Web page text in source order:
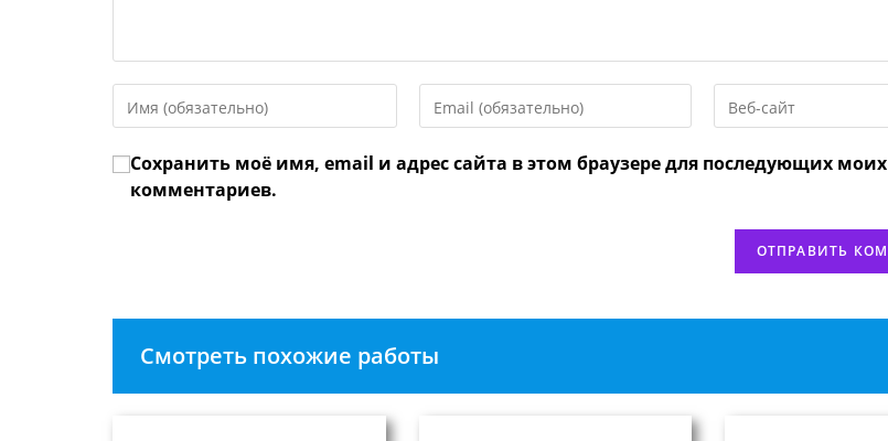
свое
или
имя
свой
адрес,
URL
веб-
Сохранить моё имя, email и адрес сайта в этом браузере для последующих моих
комментариев.
Смотреть похожие работы